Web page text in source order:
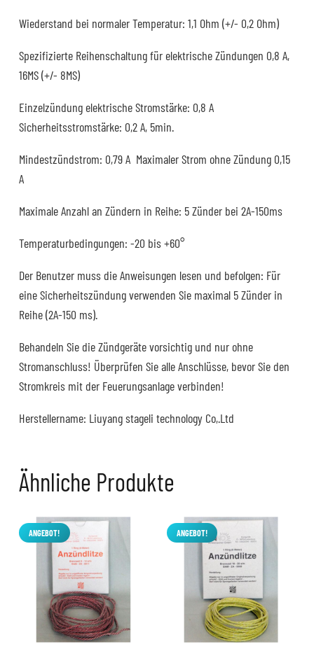
Wiederstand bei normaler Temperatur: 1,1 Ohm (+/- 0,2 Ohm)
Spezifizierte Reihenschaltung für elektrische Zündungen 0,8 A,
16MS (+/- 8MS)
Einzelzündung elektrische Stromstärke: 0,8 A
Sicherheitsstromstärke: 0,2 A, 5min.
Mindestzündstrom: 0,79 A Maximaler Strom ohne Zündung 0,15
A
Maximale Anzahl an Zündern in Reihe: 5 Zünder bei 2A-150ms
Temperaturbedingungen: -20 bis +60°
Der Benutzer muss die Anweisungen lesen und befolgen: Für
eine Sicherheitszündung verwenden Sie maximal 5 Zünder in
Reihe (2A-150 ms).
Behandeln Sie die Zündgeräte vorsichtig und nur ohne
Stromanschluss! Überprüfen Sie alle Anschlüsse, bevor Sie den
Stromkreis mit der Feuerungsanlage verbinden!
Herstellername: Liuyang stageli technology Co,.Ltd
Ähnliche Produkte
ANGEBOT! ANGEBOT!